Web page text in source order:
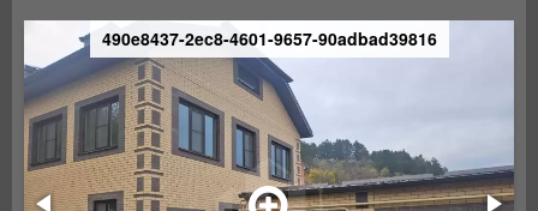
490e8437-2ec8-4601-9657-90adbad39816